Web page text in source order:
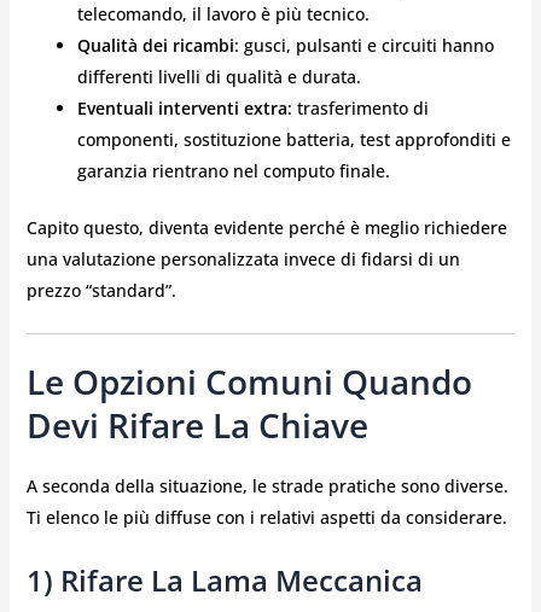
telecomando, il lavoro è più tecnico.
Qualità dei ricambi: gusci, pulsanti e circuiti hanno
differenti livelli di qualità e durata.
Eventuali interventi extra: trasferimento di
componenti, sostituzione batteria, test approfonditi e
garanzia rientrano nel computo finale.
Capito questo, diventa evidente perché è meglio richiedere
una valutazione personalizzata invece di fidarsi di un
prezzo “standard”.
Le Opzioni Comuni Quando
Devi Rifare La Chiave
A seconda della situazione, le strade pratiche sono diverse.
Ti elenco le più diffuse con i relativi aspetti da considerare.
1) Rifare La Lama Meccanica